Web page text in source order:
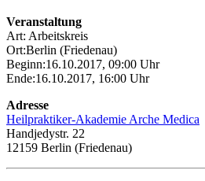
Veranstaltung
Art: Arbeitskreis
Ort:Berlin (Friedenau)
Beginn:16.10.2017, 09:00 Uhr
Ende:16.10.2017, 16:00 Uhr
Adresse
Heilpraktiker-Akademie Arche Medica
Handjedystr. 22
12159 Berlin (Friedenau)